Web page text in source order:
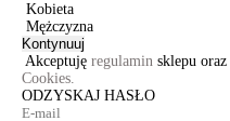
Kobieta
Mężczyzna
Kontynuuj
Akceptuję regulamin sklepu oraz
Cookies.
ODZYSKAJ HASŁO